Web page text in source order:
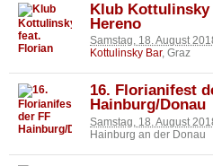
Klub
Hereno
Samstag, 18. August
Kottulinsky Bar, Graz
16. Florianifest
Hainburg/Donau
Samstag, 18. August
Hainburg an der Donau